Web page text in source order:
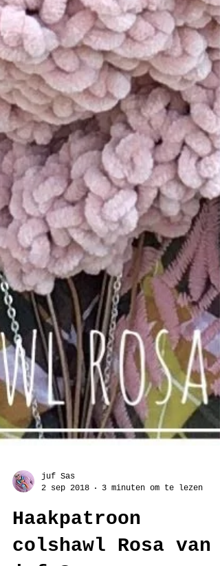
juf Sas
2 sep 2018
3 minuten om te lezen
Haakpatroon